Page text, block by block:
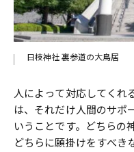
日枝神社 裏参道の大鳥居
人によって対応してくれ
は、それだけ人間のサポ
いうことです。どちらの
どちらに願掛けをすべき